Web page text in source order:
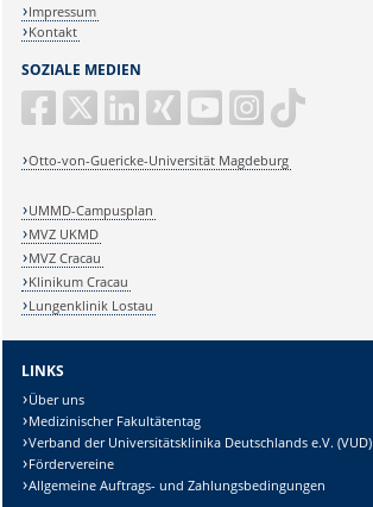
SOZIALE MEDIEN
Otto-von-Guericke-Universität Magdeburg
Impressum
Kontakt
UMMD-Campusplan
MVZ UKMD
MVZ Cracau
Klinikum Cracau
Lungenklinik Lostau
LINKS
Über uns
Medizinischer Fakultätentag
Verband der Universitätsklinika Deutschlands e.V. (VUD)
Fördervereine
Allgemeine Auftrags- und Zahlungsbedingungen